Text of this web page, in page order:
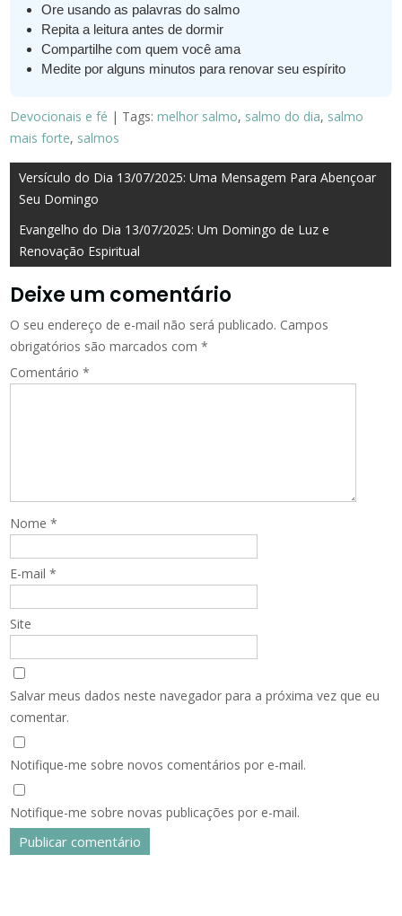
Ore usando as palavras do salmo
Repita a leitura antes de dormir
Compartilhe com quem você ama
Medite por alguns minutos para renovar seu espírito
Devocionais e fé | Tags:melhor salmo, salmo do dia, salmo
mais forte, salmos
Navegação
de
Post
Versículo do Dia 13/07/2025: Uma Mensagem Para Abençoar
Seu Domingo
Evangelho do Dia 13/07/2025: Um Domingo de Luz e
Renovação Espiritual
Deixe um comentário
O seu endereço de e-mail não será publicado. Campos
obrigatórios são marcados com*
Comentário*
Nome*
E-mail*
Site
Salvar meus dados neste navegador para a próxima vez que eu
comentar.
Notifique-me sobre novos comentários por e-mail.
Notifique-me sobre novas publicações por e-mail.